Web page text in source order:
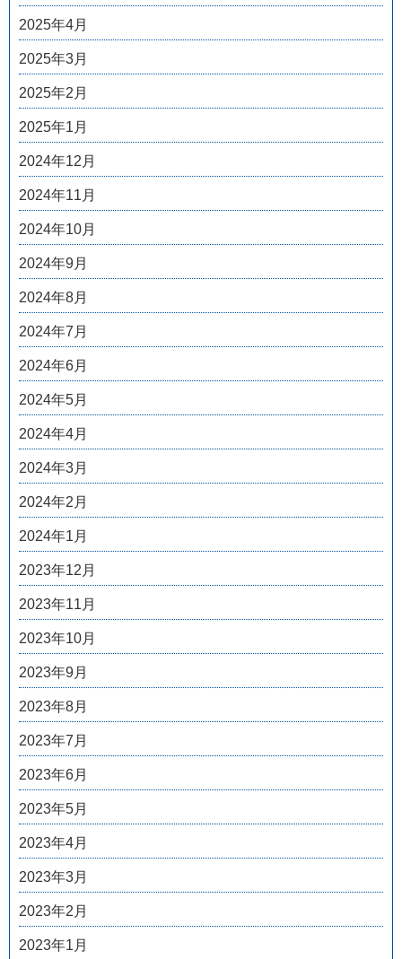
2025年4月
2025年3月
2025年2月
2025年1月
2024年12月
2024年11月
2024年10月
2024年9月
2024年8月
2024年7月
2024年6月
2024年5月
2024年4月
2024年3月
2024年2月
2024年1月
2023年12月
2023年11月
2023年10月
2023年9月
2023年8月
2023年7月
2023年6月
2023年5月
2023年4月
2023年3月
2023年2月
2023年1月